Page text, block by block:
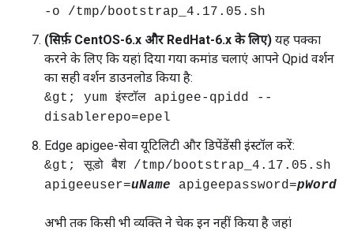
-o /tmp/bootstrap_4.17.05.sh
(सिर्फ़ CentOS-6.x और RedHat-6.x के लिए) यह पक्का
करने के लिए कि यहां दिया गया कमांड चलाएं आपने Qpid वर्शन
का सही वर्शन डाउनलोड किया है:
&gt; yum इंस्टॉल apigee-qpidd --
disablerepo=epel
Edge apigee-सेवा यूटिलिटी और डिपेंडेंसी इंस्टॉल करें:
&gt; सूडो बैश /tmp/bootstrap_4.17.05.sh
apigeeuser=uName apigeepassword=pWord
अभी तक किसी भी व्यक्ति ने चेक इन नहीं किया है जहां